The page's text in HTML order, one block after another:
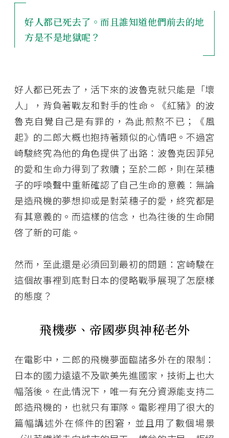
好人都已死去了。而且誰知道他們前去的地
方是不是地獄呢？
好人都已死去了，活下來的波魯克就只能是「壞
人」，背負著戰友和對手的性命。《紅豬》的波
魯克自覺自己是有罪的，為此煎熬不已；《風
起》的二郎大概也抱持著類似的心情吧。不過宮
崎駿終究為他的角色提供了出路：波魯克因菲兒
的愛和生命力得到了救贖；至於二郎，則在菜穗
子的呼喚聲中重新確認了自己生命的意義：無論
是造飛機的夢想抑或是對菜穗子的愛，終究都是
有其意義的。而這樣的信念，也為往後的生命開
啓了新的可能。
然而，至此還是必須回到最初的問題：宮崎駿在
這個故事裡到底對日本的侵略戰爭展現了怎麼樣
的態度？
飛機夢、帝國夢與神秘老外
在電影中，二郎的飛機夢面臨諸多外在的限制：
日本的國力遠遠不及歐美先進國家，技術上也大
幅落後。在此情況下，唯一有充分資源能支持二
郎造飛機的，也就只有軍隊。電影裡用了很大的
篇幅講述外在條件的困窘，並且用了數個場景